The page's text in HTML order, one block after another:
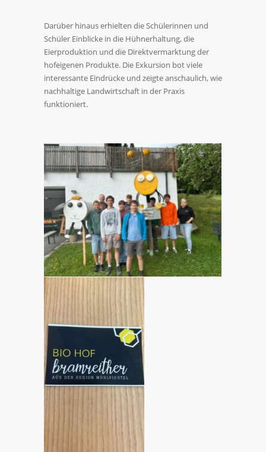
Darüber hinaus erhielten die Schülerinnen und
Schüler Einblicke in die Hühnerhaltung, die
Eierproduktion und die Direktvermarktung der
hofeigenen Produkte. Die Exkursion bot viele
interessante Eindrücke und zeigte anschaulich, wie
nachhaltige Landwirtschaft in der Praxis
funktioniert.